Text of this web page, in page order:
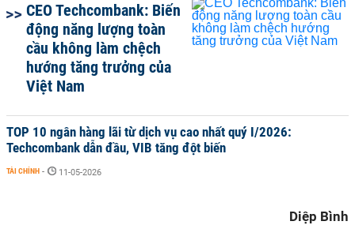
CEO Techcombank: Biến
động năng lượng toàn
cầu không làm chệch
hướng tăng trưởng của
Việt Nam
TOP 10 ngân hàng lãi từ dịch vụ cao nhất quý I/2026:
Techcombank dẫn đầu, VIB tăng đột biến
TÀI CHÍNH - 11-05-2026
Diệp Bình